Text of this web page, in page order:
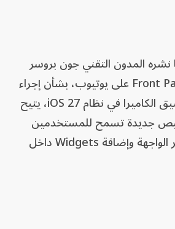
المدون التقني جون بروسر
في قناته Front Page Tech على يوتيوب، بشأن إجراء
تحديث جذري لتطبيق الكاميرا في نظام iOS 27، يتيح
جديدة تسمح للمستخدمين
بإعادة ترتيب عناصر الواجهة وإضافة Widgets داخل